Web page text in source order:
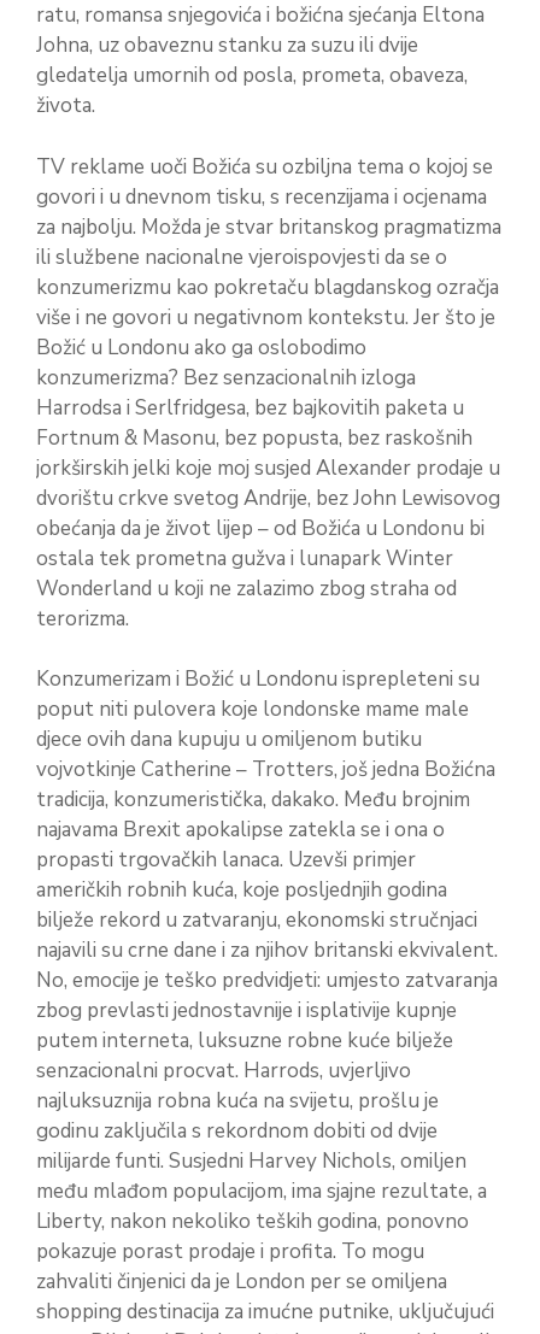
ratu, romansa snjegovića i božićna sjećanja Eltona
Johna, uz obaveznu stanku za suzu ili dvije
gledatelja umornih od posla, prometa, obaveza,
života.
TV reklame uoči Božića su ozbiljna tema o kojoj se
govori i u dnevnom tisku, s recenzijama i ocjenama
za najbolju. Možda je stvar britanskog pragmatizma
ili službene nacionalne vjeroispovjesti da se o
konzumerizmu kao pokretaču blagdanskog ozračja
više i ne govori u negativnom kontekstu. Jer što je
Božić u Londonu ako ga oslobodimo
konzumerizma? Bez senzacionalnih izloga
Harrodsa i Serlfridgesa, bez bajkovitih paketa u
Fortnum & Masonu, bez popusta, bez raskošnih
jorkširskih jelki koje moj susjed Alexander prodaje u
dvorištu crkve svetog Andrije, bez John Lewisovog
obećanja da je život lijep – od Božića u Londonu bi
ostala tek prometna gužva i lunapark Winter
Wonderland u koji ne zalazimo zbog straha od
terorizma.
Konzumerizam i Božić u Londonu isprepleteni su
poput niti pulovera koje londonske mame male
djece ovih dana kupuju u omiljenom butiku
vojvotkinje Catherine – Trotters, još jedna Božićna
tradicija, konzumeristička, dakako. Među brojnim
najavama Brexit apokalipse zatekla se i ona o
propasti trgovačkih lanaca. Uzevši primjer
američkih robnih kuća, koje posljednjih godina
bilježe rekord u zatvaranju, ekonomski stručnjaci
najavili su crne dane i za njihov britanski ekvivalent.
No, emocije je teško predvidjeti: umjesto zatvaranja
zbog prevlasti jednostavnije i isplativije kupnje
putem interneta, luksuzne robne kuće bilježe
senzacionalni procvat. Harrods, uvjerljivo
najluksuznija robna kuća na svijetu, prošlu je
godinu zaključila s rekordnom dobiti od dvije
milijarde funti. Susjedni Harvey Nichols, omiljen
među mlađom populacijom, ima sjajne rezultate, a
Liberty, nakon nekoliko teških godina, ponovno
pokazuje porast prodaje i profita. To mogu
zahvaliti činjenici da je London per se omiljena
shopping destinacija za imućne putnike, uključujući